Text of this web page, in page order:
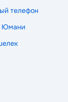
телефон
Юмани